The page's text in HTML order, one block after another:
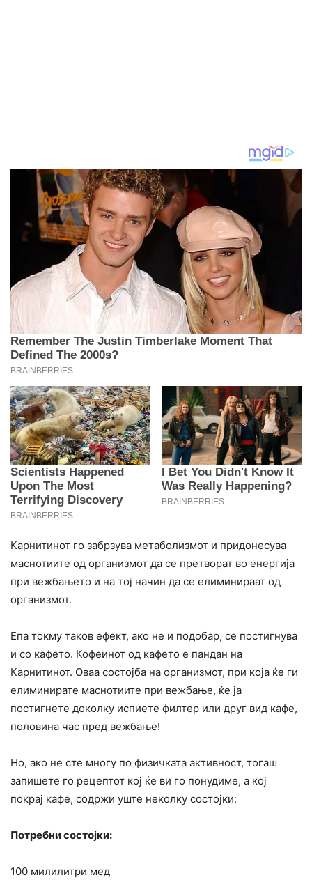
Карнитинот го забрзува метаболизмот и придонесува
маснотиите од организмот да се претворат во енергија
при вежбањето и на тој начин да се елиминираат од
организмот.
Епа токму таков ефект, ако не и подобар, се постигнува
и со кафето. Кофеинот од кафето е пандан на
Карнитинот. Оваа состојба на организмот, при која ќе ги
елиминирате маснотиите при вежбање, ќе ја
постигнете доколку испиете филтер или друг вид кафе,
половина час пред вежбање!
Но, ако не сте многу по физичката активност, тогаш
запишете го рецептот кој ќе ви го понудиме, а кој
покрај кафе, содржи уште неколку состојки:
Потребни состојки:
100 милилитри мед